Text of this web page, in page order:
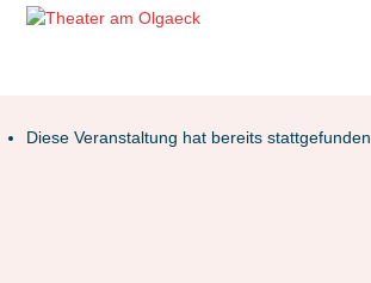
Diese Veranstaltung hat bereits stattgefunden.